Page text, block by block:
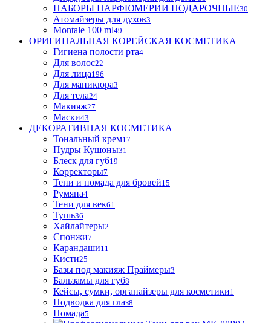
НАБОРЫ ПАРФЮМЕРИИ ПОДАРОЧНЫЕ30
Атомайзеры для духов3
Montale 100 ml49
ОРИГИНАЛЬНАЯ КОРЕЙСКАЯ КОСМЕТИКА
Гигиена полости рта4
Для волос22
Для лица196
Для маникюра3
Для тела24
Макияж27
Маски43
ДЕКОРАТИВНАЯ КОСМЕТИКА
Тональный крем17
Пудры Кушоны31
Блеск для губ19
Корректоры7
Тени и помада для бровей15
Румяна4
Тени для век61
Тушь36
Хайлайтеры2
Спонжи7
Карандаши11
Кисти25
Базы под макияж Праймеры3
Бальзамы для губ8
Кейсы, сумки, органайзеры для косметики1
Подводка для глаз8
Помада5